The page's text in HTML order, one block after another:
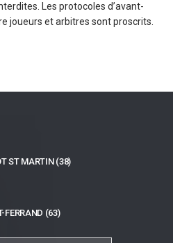
Les protocoles d’avant-
joueurs et arbitres sont proscrits.
ST MARTIN (38)
FERRAND (63)